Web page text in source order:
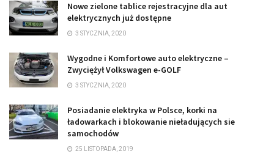
Nowe zielone tablice rejestracyjne dla aut
elektrycznych już dostępne
3 STYCZNIA, 2020
Wygodne i Komfortowe auto elektryczne –
Zwyciężył Volkswagen e-GOLF
3 STYCZNIA, 2020
Posiadanie elektryka w Polsce, korki na
ładowarkach i blokowanie nieładujących sie
samochodów
25 LISTOPADA, 2019